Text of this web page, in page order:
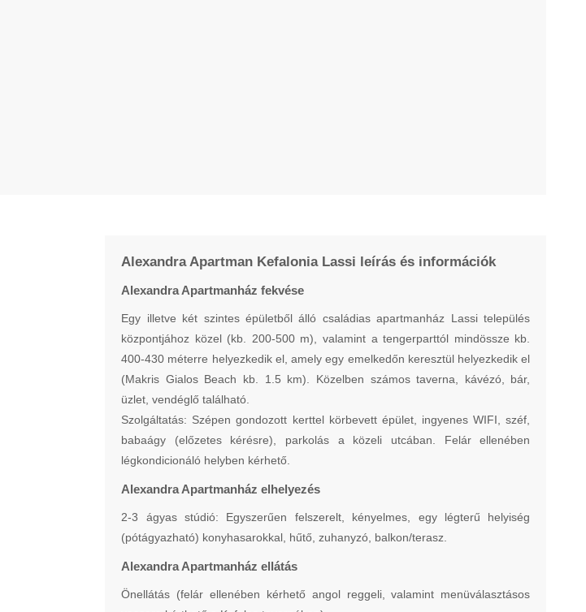
Alexandra Apartman Kefalonia Lassi leírás és információk
Alexandra Apartmanház fekvése
Egy illetve két szintes épületből álló családias apartmanház Lassi település
központjához közel (kb. 200-500 m), valamint a tengerparttól mindössze kb.
400-430 méterre helyezkedik el, amely egy emelkedőn keresztül helyezkedik el
(Makris Gialos Beach kb. 1.5 km). Közelben számos taverna, kávézó, bár,
üzlet, vendéglő található.
Szolgáltatás: Szépen gondozott kerttel körbevett épület, ingyenes WIFI, széf,
babaágy (előzetes kérésre), parkolás a közeli utcában. Felár ellenében
légkondicionáló helyben kérhető.
Alexandra Apartmanház elhelyezés
2-3 ágyas stúdió: Egyszerűen felszerelt, kényelmes, egy légterű helyiség
(pótágyazható) konyhasarokkal, hűtő, zuhanyzó, balkon/terasz.
Alexandra Apartmanház ellátás
Önellátás (felár ellenében kérhető angol reggeli, valamint menüválasztásos